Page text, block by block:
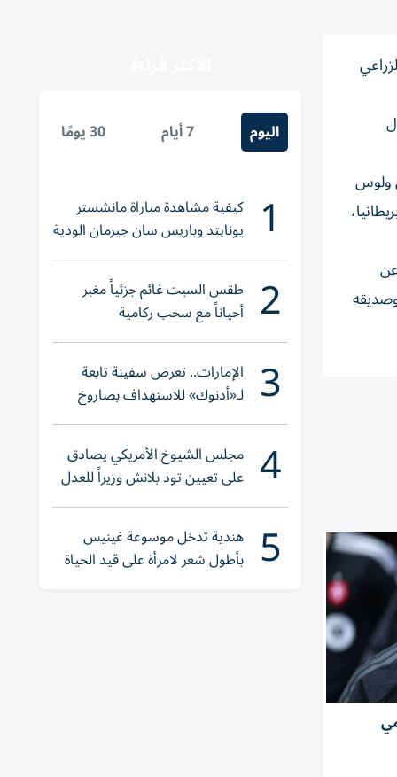
الزراعي
ولوس
اليوم 7 أيام 30 يومًا
1 كيفية مشاهدة مباراة مانشستر
يونايتد وباريس سان جيرمان الودية
والقنوات الناقلة
2 طقس السبت غائم جزئياً مغبر
أحياناً مع سحب ركامية
3 الإمارات.. تعرض سفينة تابعة
لـ«أدنوك» للاستهداف بصاروخ
أثناء عبورها «هرمز»
4 مجلس الشيوخ الأمريكي يصادق
على تعيين تود بلانش وزيراً للعدل
5 هندية تدخل موسوعة غينيس
بأطول شعر لامرأة على قيد الحياة